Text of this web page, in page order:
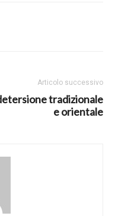
Articolo successivo
tradizionale
e orientale